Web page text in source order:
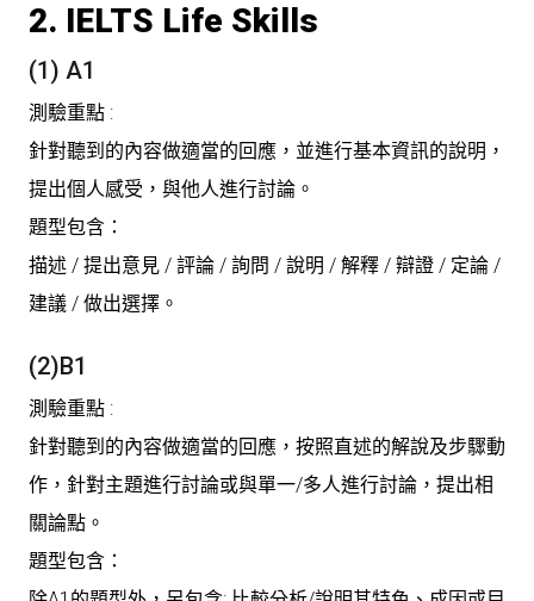
2. IELTS Life Skills
(1) A1
測驗重點 :
針對聽到的內容做適當的回應，並進行基本資訊的說明，
提出個人感受，與他人進行討論。
題型包含 ：
描述 / 提出意見 / 評論 / 詢問 / 說明 / 解釋 / 辯證 / 定論 /
建議 / 做出選擇。
(2)B1
測驗重點 :
針對聽到的內容做適當的回應，按照直述的解說及步驟動
作，針對主題進行討論或與單一/多人進行討論，提出相
關論點。
題型包含 ：